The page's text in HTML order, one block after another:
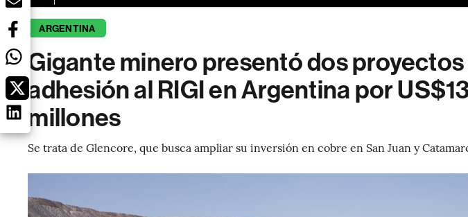
ARGENTINA
Gigante minero presentó dos proyectos
adhesión al RIGI en Argentina por
millones
Se trata de Glencore, que busca ampliar su inversión en cobre en San Juan y